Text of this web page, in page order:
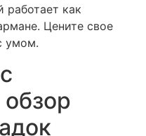
работает как
Цените свое
умом.